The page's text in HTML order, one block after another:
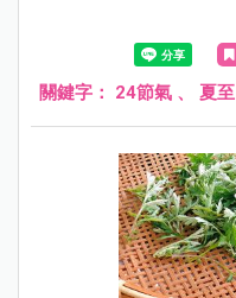
關鍵字： 24節氣 、 夏至